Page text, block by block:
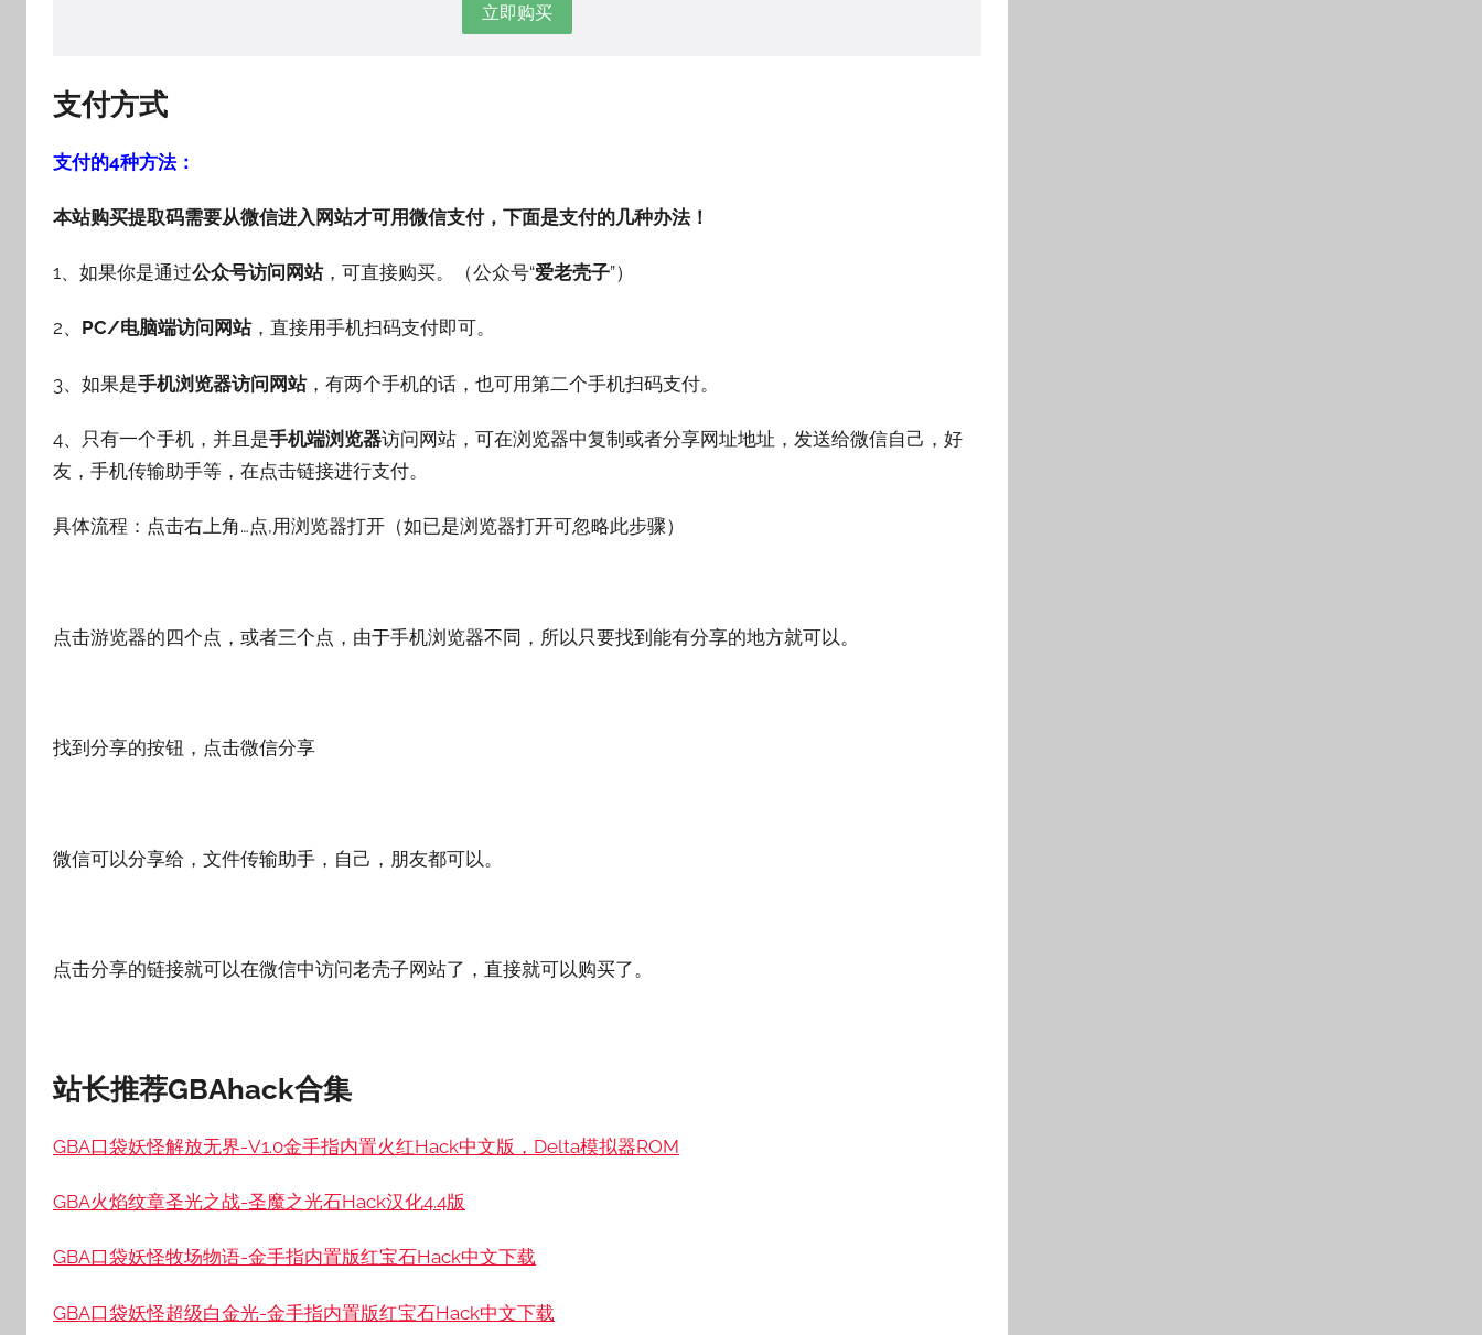
立即购买
支付方式
支付的4种方法：
本站购买提取码需要从微信进入网站才可用微信支付，下面是支付的几种办法！
1、如果你是通过公众号访问网站，可直接购买。（公众号“爱老壳子”）
2、 PC/电脑端访问网站，直接用手机扫码支付即可。
3、如果是手机浏览器访问网站，有两个手机的话，也可用第二个手机扫码支付。
4、只有一个手机，并且是手机端浏览器访问网站，可在浏览器中复制或者分享网址地址，发送给微信自己，好
友，手机传输助手等，在点击链接进行支付。
具体流程：点击右上角…点,用浏览器打开（如已是浏览器打开可忽略此步骤）
点击游览器的四个点，或者三个点，由于手机浏览器不同，所以只要找到能有分享的地方就可以。
找到分享的按钮，点击微信分享
微信可以分享给，文件传输助手，自己，朋友都可以。
点击分享的链接就可以在微信中访问老壳子网站了，直接就可以购买了。
站长推荐GBAhack合集
GBA口袋妖怪解放无界-V1.0金手指内置火红Hack中文版，Delta模拟器ROM
GBA火焰纹章圣光之战-圣魔之光石Hack汉化4.4版
GBA口袋妖怪牧场物语-金手指内置版红宝石Hack中文下载
GBA口袋妖怪超级白金光-金手指内置版红宝石Hack中文下载